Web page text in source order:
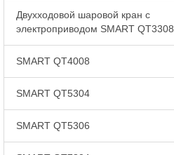
Двухходовой шаровой кран с
электроприводом SMART QT3308
SMART QT4008
SMART QT5304
SMART QT5306